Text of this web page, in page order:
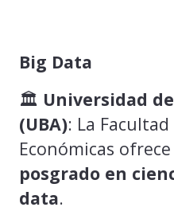
Big Data
🏛️ Universidad
(UBA): La
Económicas ofrece
posgrado en
data.